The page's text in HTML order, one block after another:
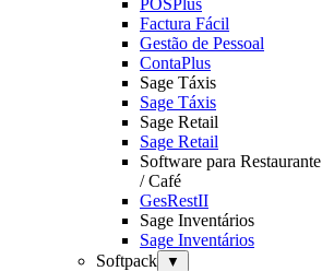
Factura Fácil
Gestão de Pessoal
ContaPlus
Sage Táxis
Sage Táxis
Sage Retail
Sage Retail
Software para Restaurante
/ Café
GesRestII
Sage Inventários
Sage Inventários
Softpack
▼